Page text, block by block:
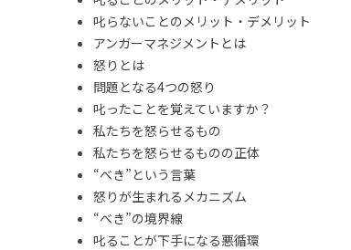
叱らないことのメリット・デメリット
アンガーマネジメントとは
怒りとは
問題となる4つの怒り
叱ったことを覚えていますか？
私たちを怒らせるもの
私たちを怒らせるものの正体
“べき”という言葉
怒りが生まれるメカニズム
“べき”の境界線
叱ることが下手になる悪循環